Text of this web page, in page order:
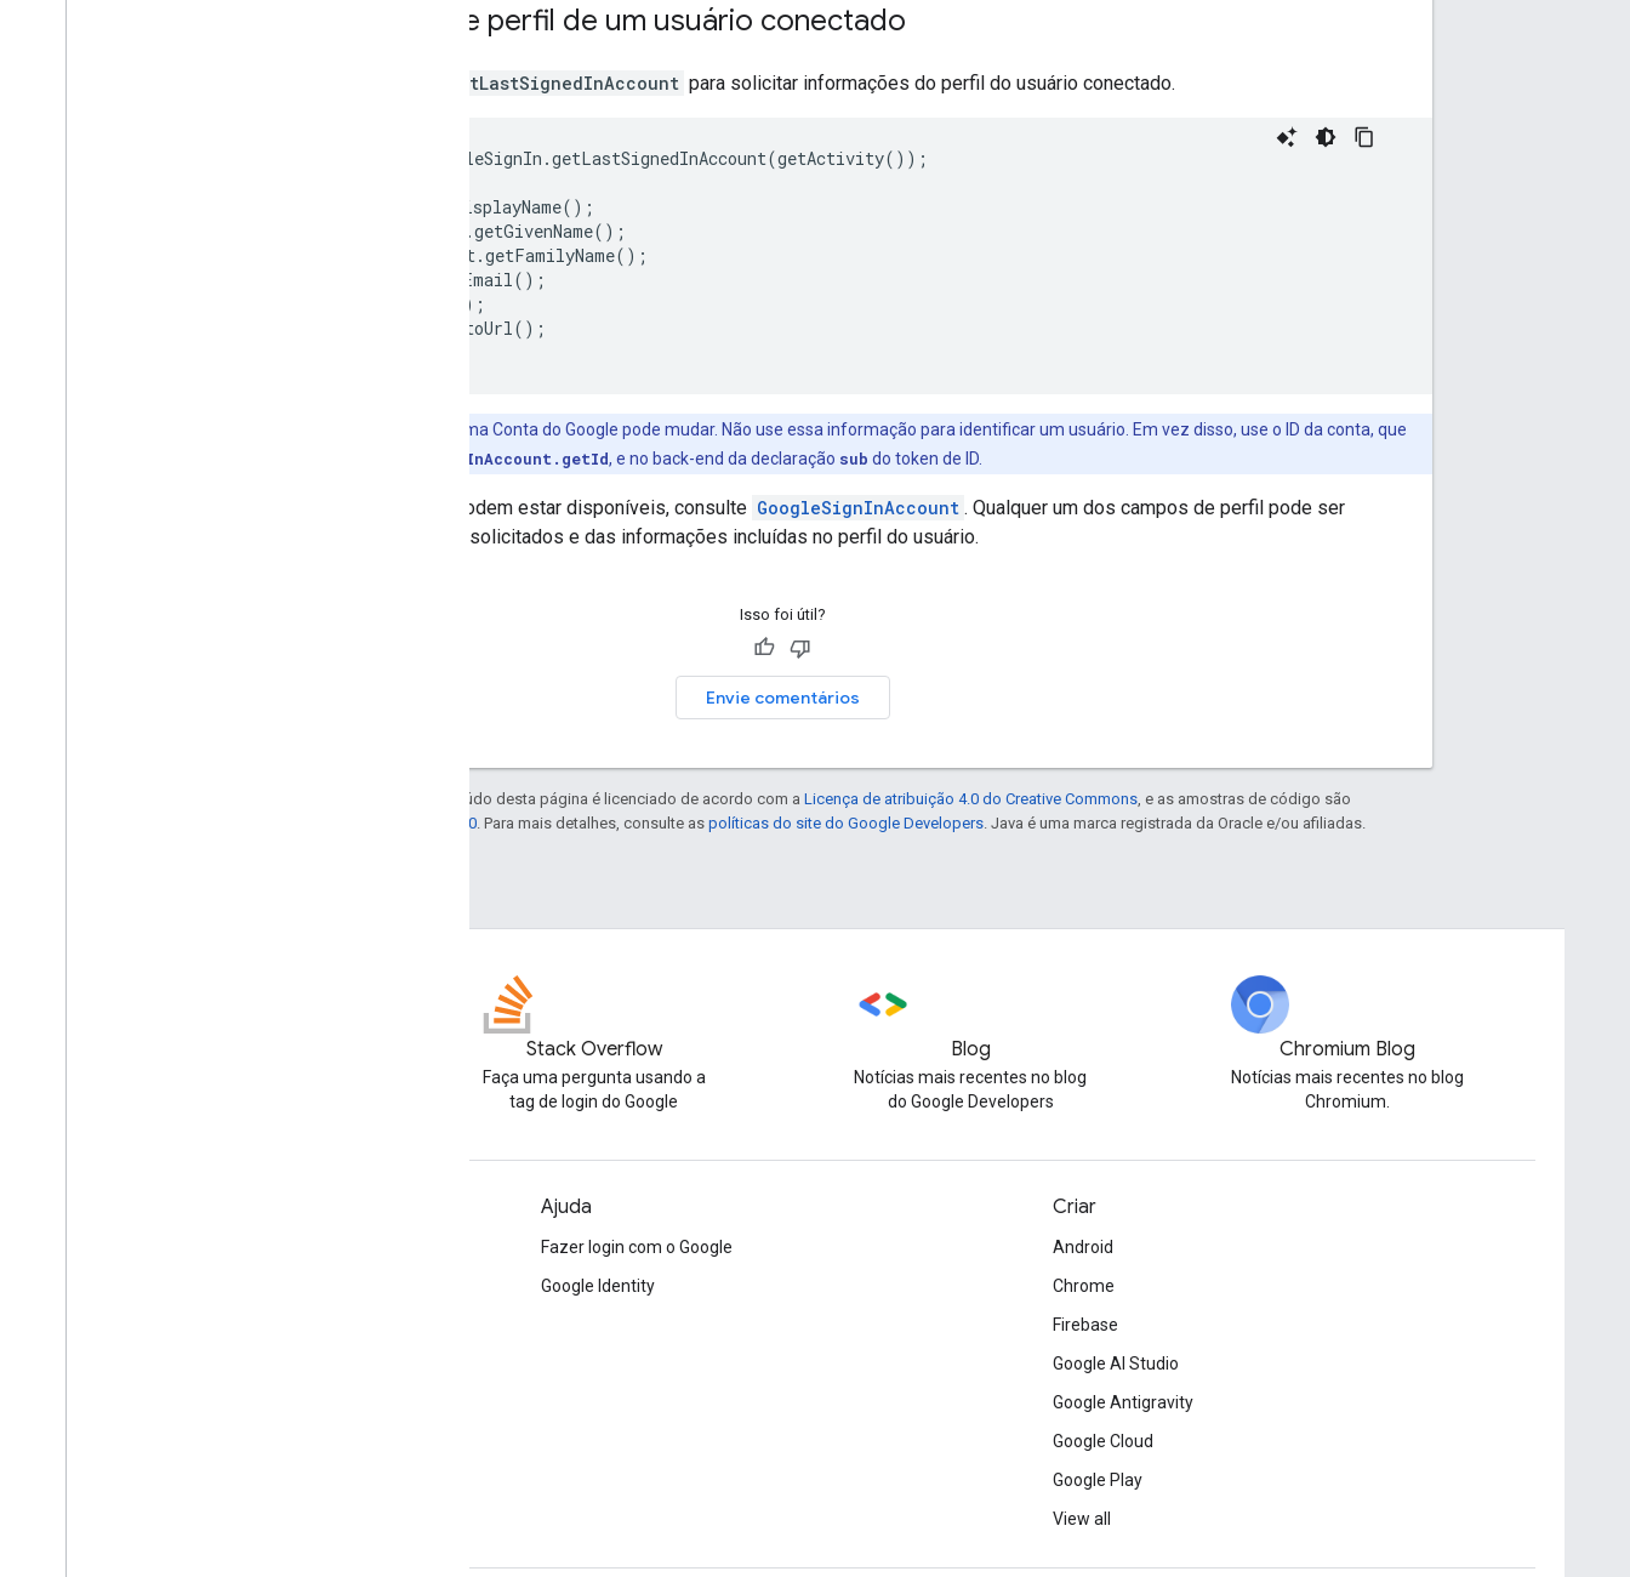
Extrair informações de perfil de um usuário conectado
GoogleSignIn.getLastSignedInAccount para solicitar informações do perfil do usuário conectado.
GoogleSignInAccount acct = GoogleSignIn.getLastSignedInAccount(getActivity());
  String personName = acct.getDisplayName();
  String personGivenName = acct.getGivenName();
  String personFamilyName = acct.getFamilyName();
  String personEmail = acct.getEmail();
  String personId = acct.getId();
  Uri personPhoto = acct.getPhotoUrl();
o endereço de e-mail de uma Conta do Google pode mudar. Não use essa informação para identificar um usuário. Em vez disso, use o ID da conta, que
GoogleSignInAccount.getId, e no back-end da declaração sub do token de ID.
Para outros dados de perfil que podem estar disponíveis, consulte GoogleSignInAccount . Qualquer um dos campos de perfil pode ser
, dependendo dos escopos solicitados e das informações incluídas no perfil do usuário.
Isso foi útil?
Envie comentários
Exceto em caso de indicação contrária, o conteúdo desta página é licenciado de acordo com a Licença de atribuição 4.0 do Creative Commons , e as amostras de código são
Licença Apache 2.0 . Para mais detalhes, consulte as políticas do site do Google Developers . Java é uma marca registrada da Oracle e/ou afiliadas.
Stack Overflow
Faça uma pergunta usando a
tag de login do Google
Blog
Notícias mais recentes no blog
do Google Developers
Chromium Blog
Notícias mais recentes no blog
Chromium.
Ajuda
Fazer login com o Google
Google Identity
Criar
Android
Chrome
Firebase
Google AI Studio
Google Antigravity
Google Cloud
Google Play
View all